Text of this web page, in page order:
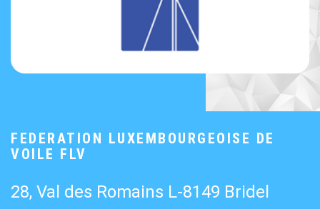
FEDERATION LUXEMBOURGEOISE DE
VOILE FLV
28, Val des Romains L-8149 Bridel